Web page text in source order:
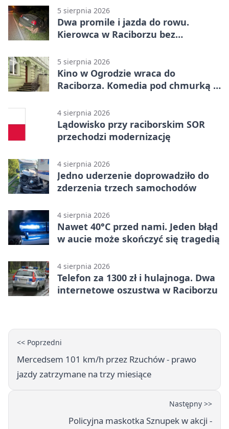
5 sierpnia 2026
Dwa promile i jazda do rowu.
Kierowca w Raciborzu bez
5 sierpnia 2026
Kino w Ogrodzie wraca do
Raciborza. Komedia pod chmurką w
4 sierpnia 2026
Lądowisko przy raciborskim SOR
przechodzi modernizację
4 sierpnia 2026
Jedno uderzenie doprowadziło do
zderzenia trzech samochodów
4 sierpnia 2026
Nawet 40°C przed nami. Jeden błąd
w aucie może skończyć się tragedią
4 sierpnia 2026
Telefon za 1300 zł i hulajnoga. Dwa
internetowe oszustwa w Raciborzu
<< Poprzedni
Mercedsem 101 km/h przez Rzuchów - prawo
jazdy zatrzymane na trzy miesiące
Następny >>
Policyjna maskotka Sznupek w akcji -